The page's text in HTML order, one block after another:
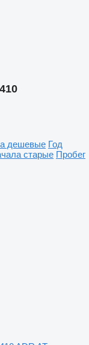
дешевые Год
старые Пробег